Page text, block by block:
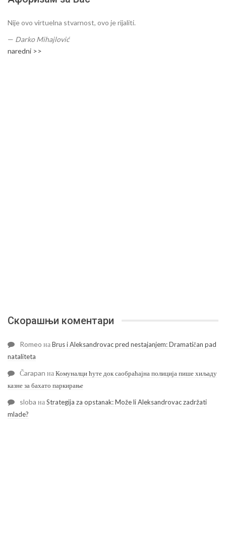
Nije ovo virtuelna stvarnost, ovo je rijaliti.
— Darko Mihajlović
naredni >>
Скорашњи коментари
Romeo наBrus i Aleksandrovac pred nestajanjem: Dramatičan pad
nataliteta
Čarapan наКомуналци ћуте док саобраћајна полиција пише хиљаду
казне за бахато паркирање
sloba наStrategija za opstanak: Može li Aleksandrovac zadržati
mlade?